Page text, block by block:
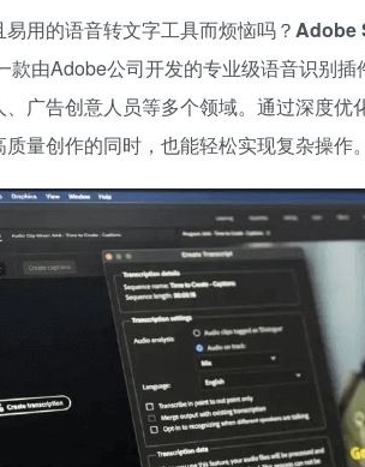
用的语音转文字工具而烦恼吗？Adobe
由Adobe公司开发的专业级语音识别插
广告创意人员等多个领域。通过深度
量创作的同时，也能轻松实现复杂操作。